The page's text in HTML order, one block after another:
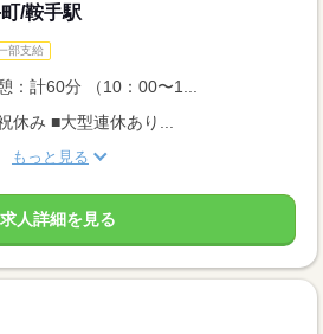
/鞍手駅
部支給
：計60分 （10：00〜1...
休み ■大型連休あり...
もっと見る
求人詳細を見る